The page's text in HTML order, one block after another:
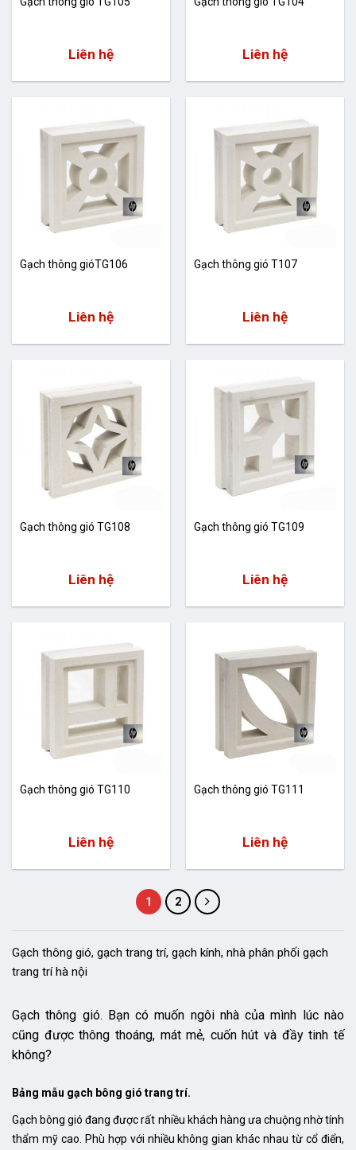
Gạch thông gió. Bạn có muốn ngôi nhà của mình lúc nào
cũng được thông thoáng, mát mẻ, cuốn hút và đầy tinh tế
không?
Bảng mẫu gạch bông gió trang trí.
Gạch bông gió đang được rất nhiều khách hàng ưa chuộng nhờ tính
thẩm mỹ cao. Phù hợp với nhiều không gian khác nhau từ cổ điển,
Liên hệ Liên hệ
Gạch thông gióTG106
Liên hệ
Gạch thông gió T107
Liên hệ
Gạch thông gió TG108
Liên hệ
Gạch thông gió TG109
Liên hệ
Gạch thông gió TG110
Liên hệ
Gạch thông gió TG111
Liên hệ
1 2
Gạch thông gió, gạch trang trí, gạch kính, nhà phân phối gạch
trang trí hà nội